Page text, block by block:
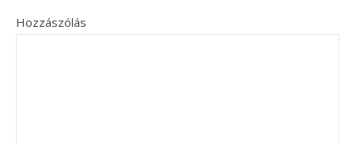
Hozzászólás